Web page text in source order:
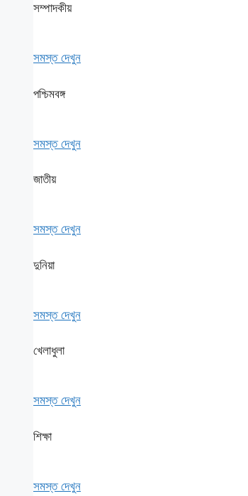
সম্পাদকীয়
সমস্ত দেখুন
পশ্চিমবঙ্গ
সমস্ত দেখুন
জাতীয়
সমস্ত দেখুন
দুনিয়া
সমস্ত দেখুন
খেলাধুলা
সমস্ত দেখুন
শিক্ষা
সমস্ত দেখুন